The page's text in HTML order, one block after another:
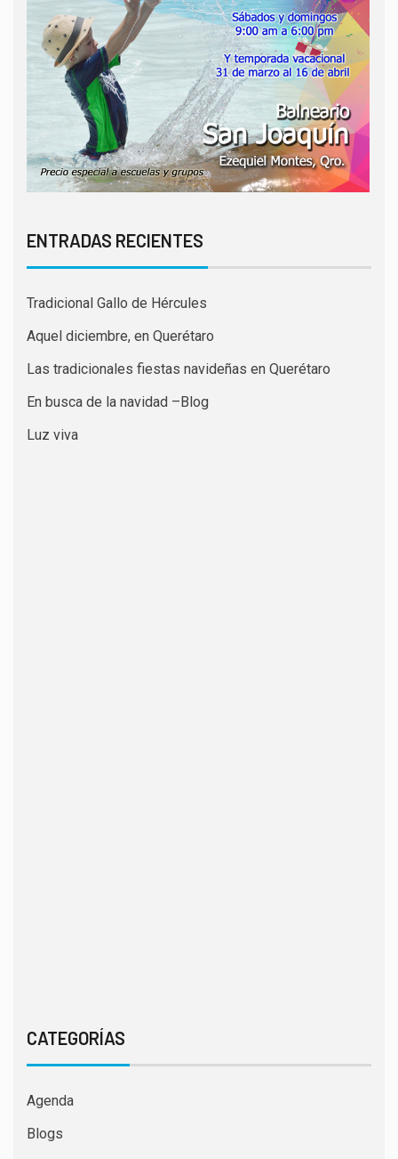
ENTRADAS RECIENTES
Tradicional Gallo de Hércules
Aquel diciembre, en Querétaro
Las tradicionales fiestas navideñas en Querétaro
En busca de la navidad –Blog
Luz viva
CATEGORÍAS
Agenda
Blogs